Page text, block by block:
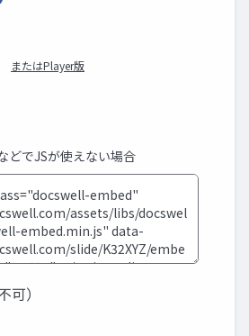
またはPlayer版
どでJSが使えない場合
可）